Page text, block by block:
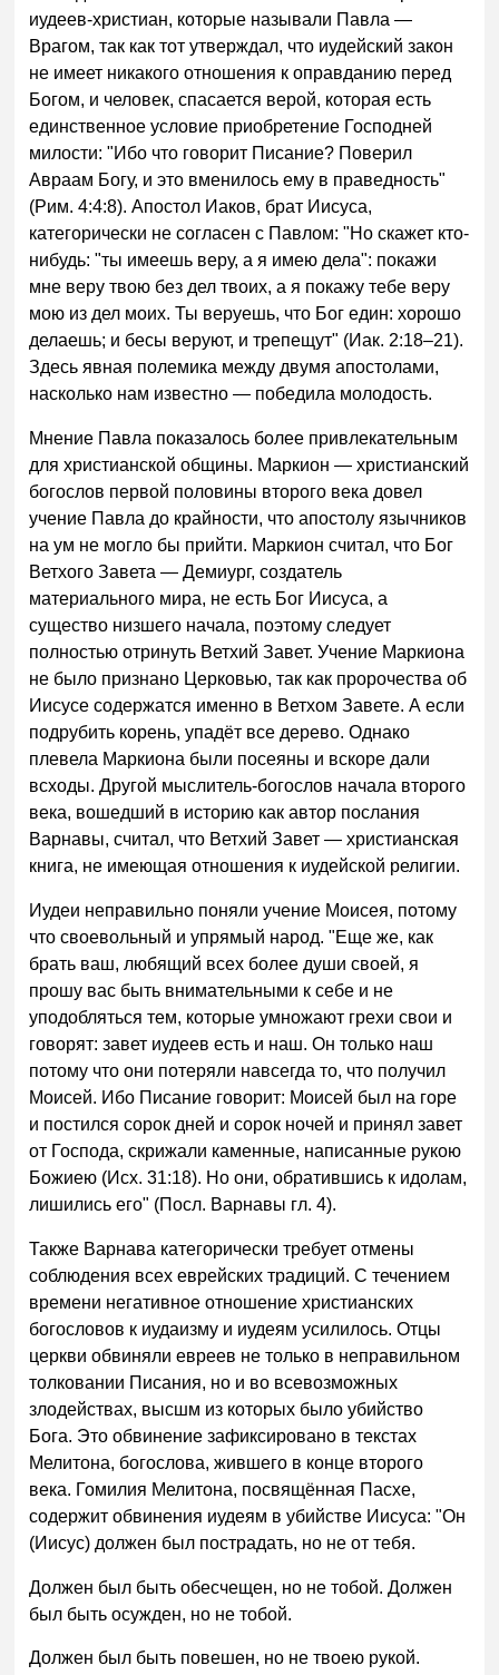
иудеев-христиан, которые называли Павла —
Врагом, так как тот утверждал, что иудейский закон
не имеет никакого отношения к оправданию перед
Богом, и человек, спасается верой, которая есть
единственное условие приобретение Господней
милости: "Ибо что говорит Писание? Поверил
Авраам Богу, и это вменилось ему в праведность"
(Рим. 4:4:8). Апостол Иаков, брат Иисуса,
категорически не согласен с Павлом: "Но скажет кто-
нибудь: "ты имеешь веру, а я имею дела": покажи
мне веру твою без дел твоих, а я покажу тебе веру
мою из дел моих. Ты веруешь, что Бог един: хорошо
делаешь; и бесы веруют, и трепещут" (Иак. 2:18–21).
Здесь явная полемика между двумя апостолами,
насколько нам известно — победила молодость.
Мнение Павла показалось более привлекательным
для христианской общины. Маркион — христианский
богослов первой половины второго века довел
учение Павла до крайности, что апостолу язычников
на ум не могло бы прийти. Маркион считал, что Бог
Ветхого Завета — Демиург, создатель
материального мира, не есть Бог Иисуса, а
существо низшего начала, поэтому следует
полностью отринуть Ветхий Завет. Учение Маркиона
не было признано Церковью, так как пророчества об
Иисусе содержатся именно в Ветхом Завете. А если
подрубить корень, упадёт все дерево. Однако
плевела Маркиона были посеяны и вскоре дали
всходы. Другой мыслитель-богослов начала второго
века, вошедший в историю как автор послания
Варнавы, считал, что Ветхий Завет — христианская
книга, не имеющая отношения к иудейской религии.
Иудеи неправильно поняли учение Моисея, потому
что своевольный и упрямый народ. "Еще же, как
брать ваш, любящий всех более души своей, я
прошу вас быть внимательными к себе и не
уподобляться тем, которые умножают грехи свои и
говорят: завет иудеев есть и наш. Он только наш
потому что они потеряли навсегда то, что получил
Моисей. Ибо Писание говорит: Моисей был на горе
и постился сорок дней и сорок ночей и принял завет
от Господа, скрижали каменные, написанные рукою
Божиею (Исх. 31:18). Но они, обратившись к идолам,
лишились его" (Посл. Варнавы гл. 4).
Также Варнава категорически требует отмены
соблюдения всех еврейских традиций. С течением
времени негативное отношение христианских
богословов к иудаизму и иудеям усилилось. Отцы
церкви обвиняли евреев не только в неправильном
толковании Писания, но и во всевозможных
злодействах, высшм из которых было убийство
Бога. Это обвинение зафиксировано в текстах
Мелитона, богослова, жившего в конце второго
века. Гомилия Мелитона, посвящённая Пасхе,
содержит обвинения иудеям в убийстве Иисуса: "Он
(Иисус) должен был пострадать, но не от тебя.
Должен был быть обесчещен, но не тобой. Должен
был быть осужден, но не тобой.
Должен был быть повешен, но не твоею рукой.